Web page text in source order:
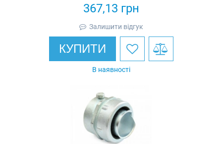
367,13 грн
Залишити відгук
КУПИТИ
В наявності